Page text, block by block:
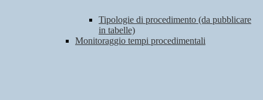
Tipologie di procedimento (da pubblicare
in tabelle)
Monitoraggio tempi procedimentali